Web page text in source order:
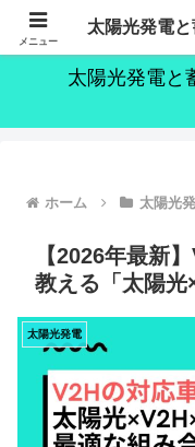
～持続
太陽光発電と
ホーム 太陽光
【2026年最新
教える「太陽光
太陽光発電
メニュー
太陽光発電